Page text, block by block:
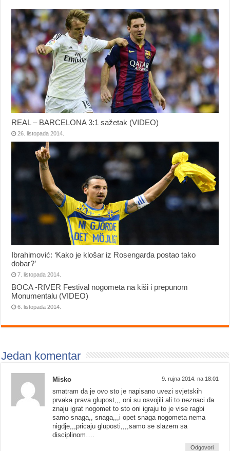
REAL – BARCELONA 3:1 sažetak (VIDEO)
26. listopada 2014.
Ibrahimović: ‘Kako je klošar iz Rosengarda postao tako
dobar?’
7. listopada 2014.
BOCA -RIVER Festival nogometa na kiši i prepunom
Monumentalu (VIDEO)
6. listopada 2014.
Jedan komentar
Misko 9. rujna 2014. na 18:01
smatram da je ovo sto je napisano uvezi svjetskih
prvaka prava glupost,,, oni su osvojili ali to neznaci da
znaju igrat nogomet to sto oni igraju to je vise ragbi
samo snaga,, snaga,,,i opet snaga nogometa nema
nigdje,,,pricaju gluposti,,,,samo se slazem sa
disciplinom….
Odgovori